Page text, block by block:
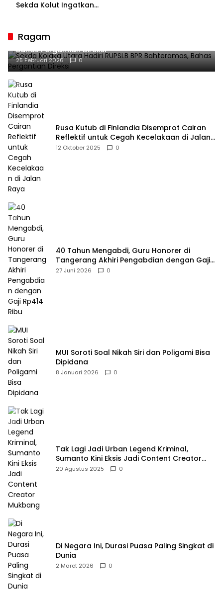
Sekda Kolut Ingatkan
Ragam
Sekda Kolaka Utara Hadiri RUPSLB BPR Bahteramas,
Bahas Pergantian Direksi
25 Februari 2026 0
Rusa Kutub di Finlandia Disemprot Cairan
Reflektif untuk Cegah Kecelakaan di Jalan
Raya
12 Oktober 2025 0
40 Tahun Mengabdi, Guru Honorer di
Tangerang Akhiri Pengabdian dengan Gaji
Rp414 Ribu
27 Juni 2026 0
MUI Soroti Soal Nikah Siri dan Poligami Bisa
Dipidana
8 Januari 2026 0
Tak Lagi Jadi Urban Legend Kriminal,
Sumanto Kini Eksis Jadi Content Creator
Mukbang
20 Agustus 2025 0
Di Negara Ini, Durasi Puasa Paling Singkat di
Dunia
2 Maret 2026 0